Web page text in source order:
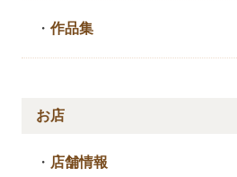
・作品集
お店
・ 店舗情報